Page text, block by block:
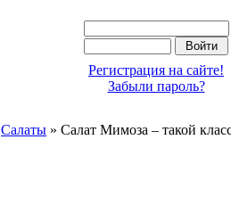
Регистрация на сайте!
Забыли пароль?
Салаты » Салат Мимоза – такой